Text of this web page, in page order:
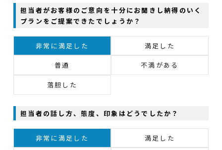
担当者がお客様のご意向を十分にお聞きし納得のいく
プランをご提案できたでしょうか？
非常に満足した 満足した
普通 不満がある
落胆した
担当者の話し方、態度、印象はどうでしたか？
非常に満足した 満足した